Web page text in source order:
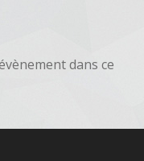
dans ce